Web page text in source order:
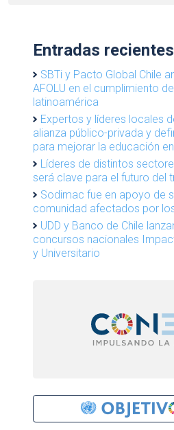
Entradas recientes
SBTi y Pacto Global Chile
AFOLU en el cumplimiento
latinoamérica
Expertos y líderes locales
alianza público-privada y
para mejorar la educación
Líderes de distintos
será clave para el futuro del
Sodimac fue en apoyo de
comunidad afectados por
UDD y Banco de Chile
concursos nacionales
y Universitario